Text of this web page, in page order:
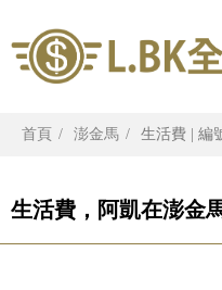
首頁 澎金馬 生活費 | 編
生活費，阿凱在澎金